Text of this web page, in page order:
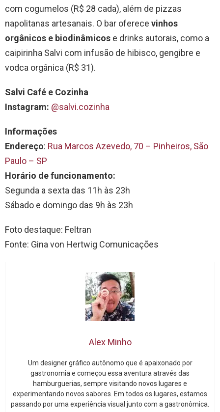
com cogumelos (R$ 28 cada), além de pizzas
napolitanas artesanais. O bar oferece vinhos
orgânicos e biodinâmicos e drinks autorais, como a
caipirinha Salvi com infusão de hibisco, gengibre e
vodca orgânica (R$ 31).
Salvi Café e Cozinha
Instagram: @salvi.cozinha
Informações
Endereço: Rua Marcos Azevedo, 70 – Pinheiros, São
Paulo – SP
Horário de funcionamento:
Segunda a sexta das 11h às 23h
Sábado e domingo das 9h às 23h
Foto destaque: Feltran
Fonte: Gina von Hertwig Comunicações
Alex Minho
Um designer gráfico autônomo que é apaixonado por
gastronomia e começou essa aventura através das
hamburguerias, sempre visitando novos lugares e
experimentando novos sabores. Em todos os lugares, estamos
passando por uma experiência visual junto com a gastronômica.